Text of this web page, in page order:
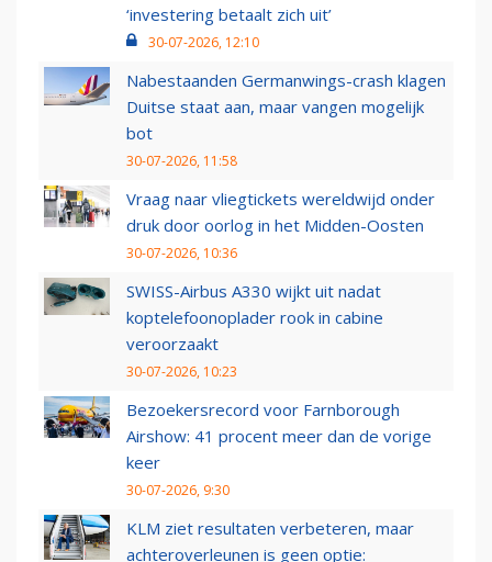
‘investering betaalt zich uit’
30-07-2026, 12:10
Nabestaanden Germanwings-crash klagen
Duitse staat aan, maar vangen mogelijk
bot
30-07-2026, 11:58
Vraag naar vliegtickets wereldwijd onder
druk door oorlog in het Midden-Oosten
30-07-2026, 10:36
SWISS-Airbus A330 wijkt uit nadat
koptelefoonoplader rook in cabine
veroorzaakt
30-07-2026, 10:23
Bezoekersrecord voor Farnborough
Airshow: 41 procent meer dan de vorige
keer
30-07-2026, 9:30
KLM ziet resultaten verbeteren, maar
achteroverleunen is geen optie: